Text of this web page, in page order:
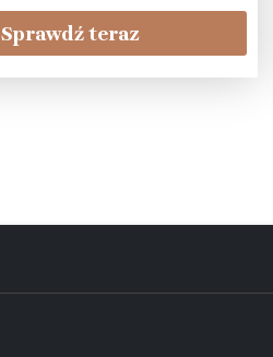
Sprawdź teraz